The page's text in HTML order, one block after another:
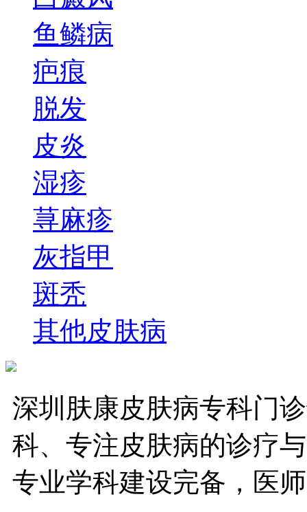
鱼鳞病
疤痕
脱发
皮炎
湿疹
荨麻疹
灰指甲
斑秃
其他皮肤病
深圳肤康皮肤病专科门
科、专注皮肤病的诊疗
专业学科建设完备，医